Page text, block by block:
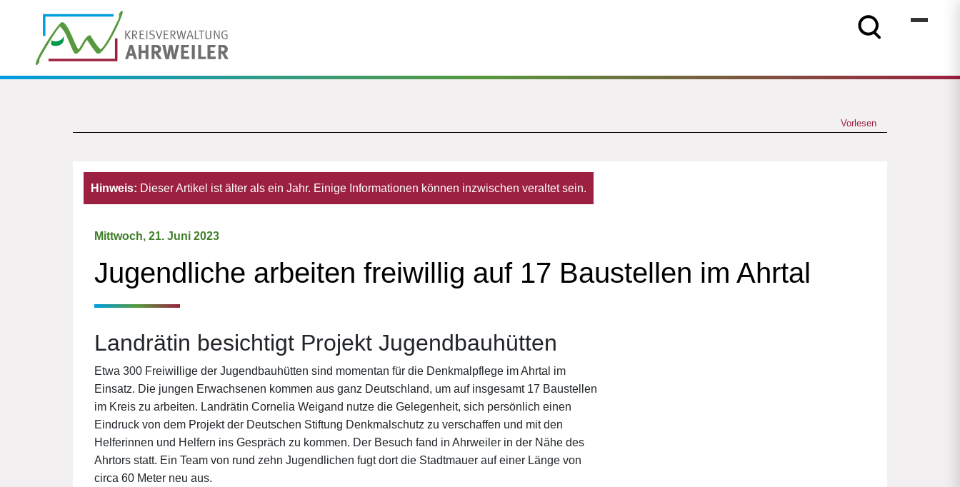
Vorlesen
Hinweis: Dieser Artikel ist älter als ein Jahr. Einige Informationen können inzwischen veraltet sein.
Mittwoch, 21. Juni 2023
Jugendliche arbeiten freiwillig auf 17 Baustellen im Ahrtal
Landrätin besichtigt Projekt Jugendbauhütten
Etwa 300 Freiwillige der Jugendbauhütten sind momentan für die Denkmalpflege im Ahrtal im
Einsatz. Die jungen Erwachsenen kommen aus ganz Deutschland, um auf insgesamt 17 Baustellen
im Kreis zu arbeiten. Landrätin Cornelia Weigand nutze die Gelegenheit, sich persönlich einen
Eindruck von dem Projekt der Deutschen Stiftung Denkmalschutz zu verschaffen und mit den
Helferinnen und Helfern ins Gespräch zu kommen. Der Besuch fand in Ahrweiler in der Nähe des
Ahrtors statt. Ein Team von rund zehn Jugendlichen fugt dort die Stadtmauer auf einer Länge von
circa 60 Meter neu aus.